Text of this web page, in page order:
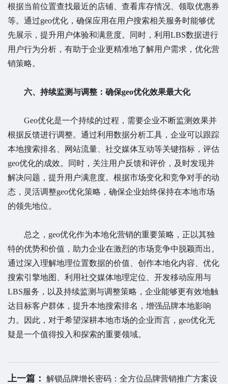
根据当前位置查找最近的店铺、查看库存情况、领取优惠券
等。通过geo优化，确保应用在用户搜索相关服务时能够优
先展示，提升用户体验和满意度。同时，利用LBS数据进行
用户行为分析，有助于企业更精准地了解用户需求，优化营
销策略。
六、持续监测与调整：确保geo优化效果最大化
Geo优化是一个持续的过程，需要企业不断监测效果并
根据反馈进行调整。通过利用数据分析工具，企业可以跟踪
本地搜索排名、网站流量、社交媒体互动等关键指标，评估
geo优化的成效。同时，关注用户反馈和评价，及时发现并
解决问题，提升用户满意度。根据市场变化和竞争对手的动
态，灵活调整geo优化策略，确保企业始终保持在本地市场
的领先地位。
总之，geo优化作为本地化营销的重要策略，正以其独
特的优势和价值，助力企业在激烈的市场竞争中脱颖而出。
通过深入理解地理位置数据的价值、创作本地化内容、优化
搜索引擎地图、利用社交媒体地理定位、开发移动应用与
LBS服务，以及持续监测与调整策略，企业能够更有效地触
达目标客户群体，提升本地搜索排名，增强品牌本地影响
力。因此，对于希望深耕本地市场的企业而言，geo优化无
疑是一个值得投入和探索的重要领域。
上一篇：
解锁品牌增长密码：全方位品牌营销推广方案设